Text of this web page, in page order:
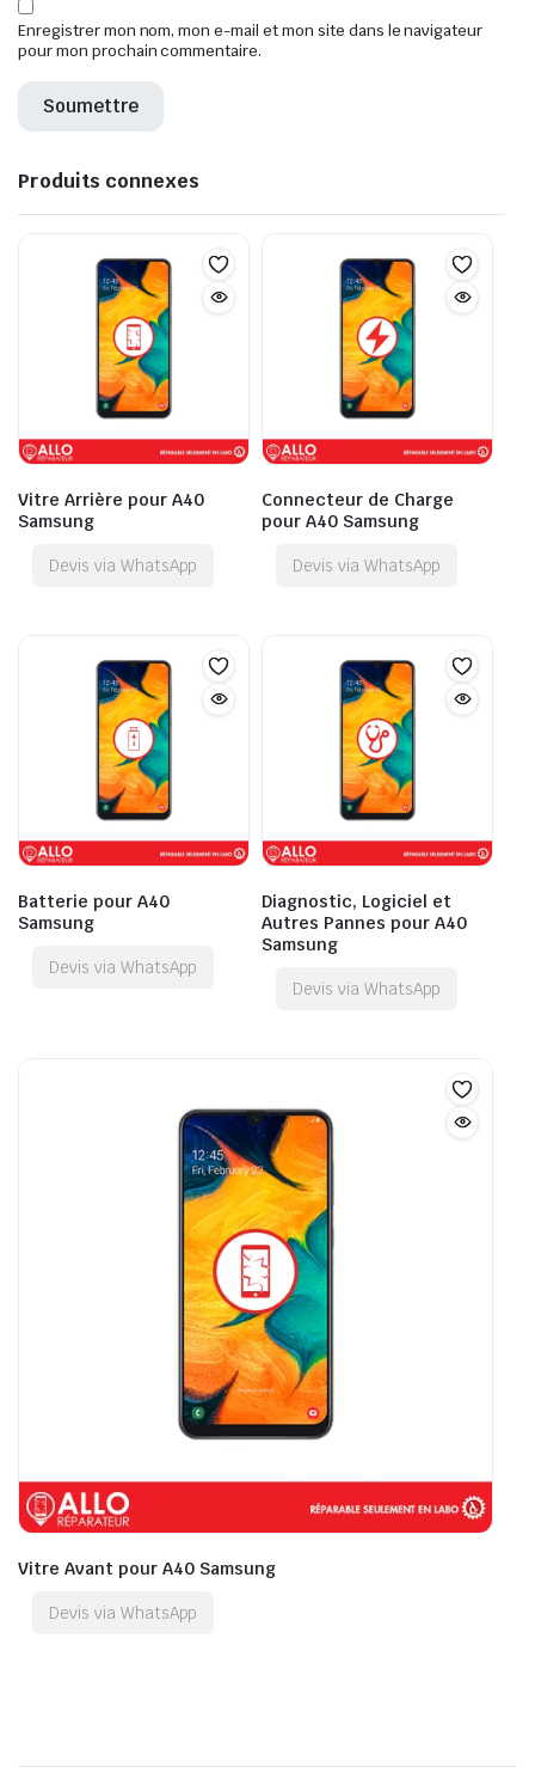
Enregistrer mon nom, mon e-mail et mon site dans le navigateur
pour mon prochain commentaire.
Produits connexes
Vitre Arrière pour A40
Samsung
Devis via WhatsApp
Connecteur de Charge
pour A40 Samsung
Devis via WhatsApp
Batterie pour A40
Samsung
Devis via WhatsApp
Diagnostic, Logiciel et
Autres Pannes pour A40
Samsung
Devis via WhatsApp
Vitre Avant pour A40 Samsung
Devis via WhatsApp